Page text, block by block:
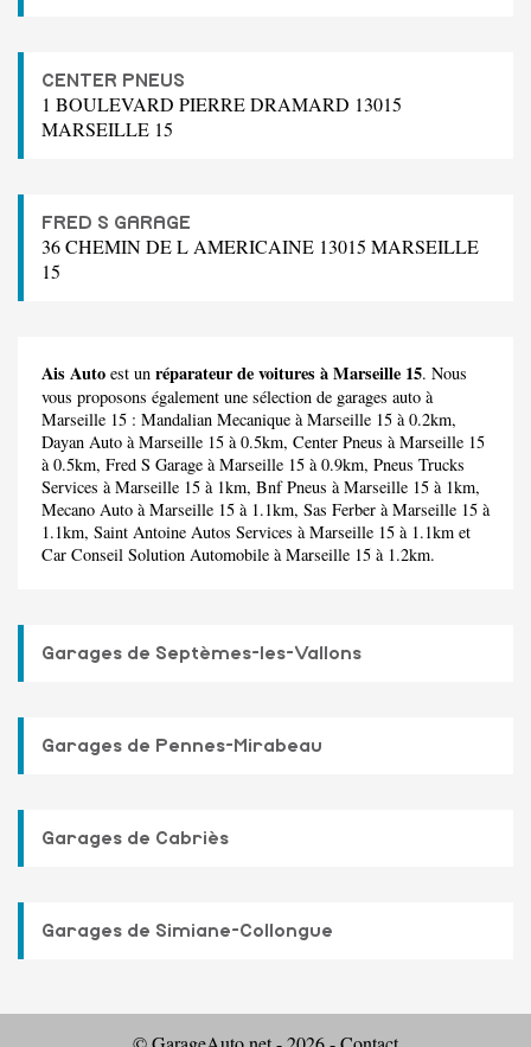
CENTER PNEUS
1 BOULEVARD PIERRE DRAMARD 13015
MARSEILLE 15
FRED S GARAGE
36 CHEMIN DE L AMERICAINE 13015 MARSEILLE
15
Ais Auto est un réparateur de voitures à Marseille 15. Nous
vous proposons également une sélection de garages auto à
Marseille 15 : Mandalian Mecanique à Marseille 15 à 0.2km,
Dayan Auto à Marseille 15 à 0.5km, Center Pneus à Marseille 15
à 0.5km, Fred S Garage à Marseille 15 à 0.9km, Pneus Trucks
Services à Marseille 15 à 1km, Bnf Pneus à Marseille 15 à 1km,
Mecano Auto à Marseille 15 à 1.1km, Sas Ferber à Marseille 15 à
1.1km, Saint Antoine Autos Services à Marseille 15 à 1.1km et
Car Conseil Solution Automobile à Marseille 15 à 1.2km.
Garages de Septèmes-les-Vallons
Garages de Pennes-Mirabeau
Garages de Cabriès
Garages de Simiane-Collongue